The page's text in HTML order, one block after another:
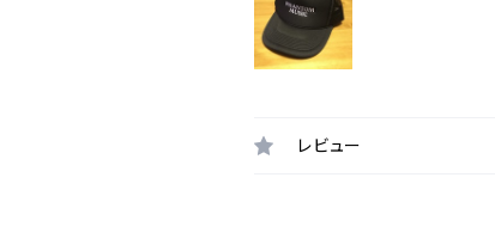
レビュー